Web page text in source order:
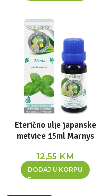
Eterično ulje japanske
metvice 15ml Marnys
12,55 KM
DODAJ U KORPU